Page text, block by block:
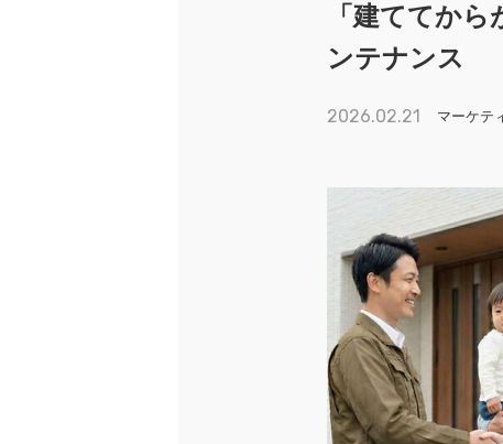
「建ててか
ンテナンス
2026.02.21 マーケ